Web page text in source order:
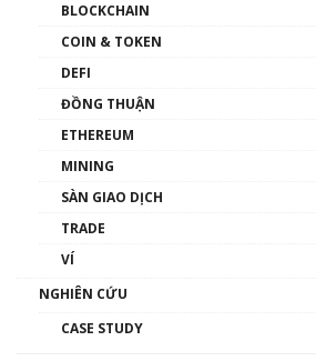
như thể nào?
00:39:31
Phổ cập Blockchain
thống & Crypto qua các
BLOCKCHAIN
COIN & TOKEN
DEFI
ĐỒNG THUẬN
ETHEREUM
MINING
SÀN GIAO DỊCH
TRADE
VÍ
NGHIÊN CỨU
CASE STUDY